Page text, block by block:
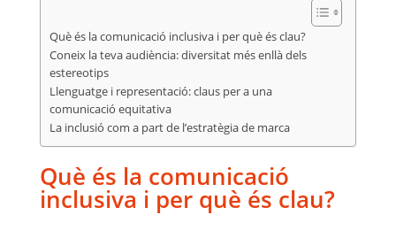
Què és la comunicació inclusiva i per què és clau?
Coneix la teva audiència: diversitat més enllà dels
estereotips
Llenguatge i representació: claus per a una
comunicació equitativa
La inclusió com a part de l’estratègia de marca
Què és la comunicació
inclusiva i per què és clau?